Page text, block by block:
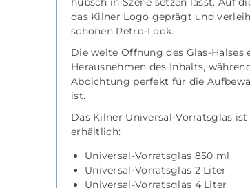
das Kilner Logo geprägt und
schönen Retro-Look.
Die weite Öffnung des Glas-
Herausnehmen des Inhalts,
Abdichtung perfekt für die
ist.
Das Kilner Universal-Vorratsglas
erhältlich:
Universal-Vorratsglas 850 ml
Universal-Vorratsglas 2 Liter
Universal-Vorratsglas 4 Liter